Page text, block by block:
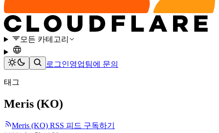
모든 카테고리
로그인영업팀에 문의
태그
Meris (KO)
Meris (KO) RSS 피드 구독하기